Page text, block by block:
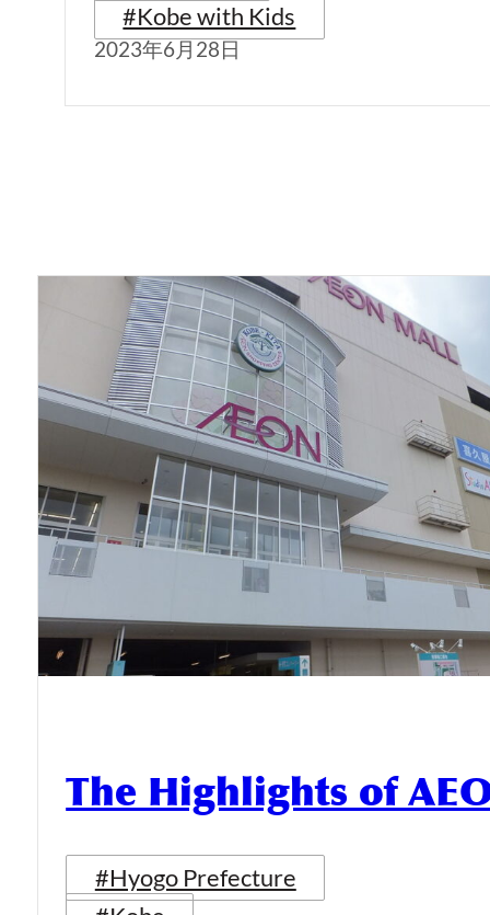
#Kobe with Kids
2023年6月28日
The Highlights of
#Hyogo Prefecture